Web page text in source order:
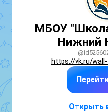
МБОУ
Нижний
https://vk.ru/
Открыть